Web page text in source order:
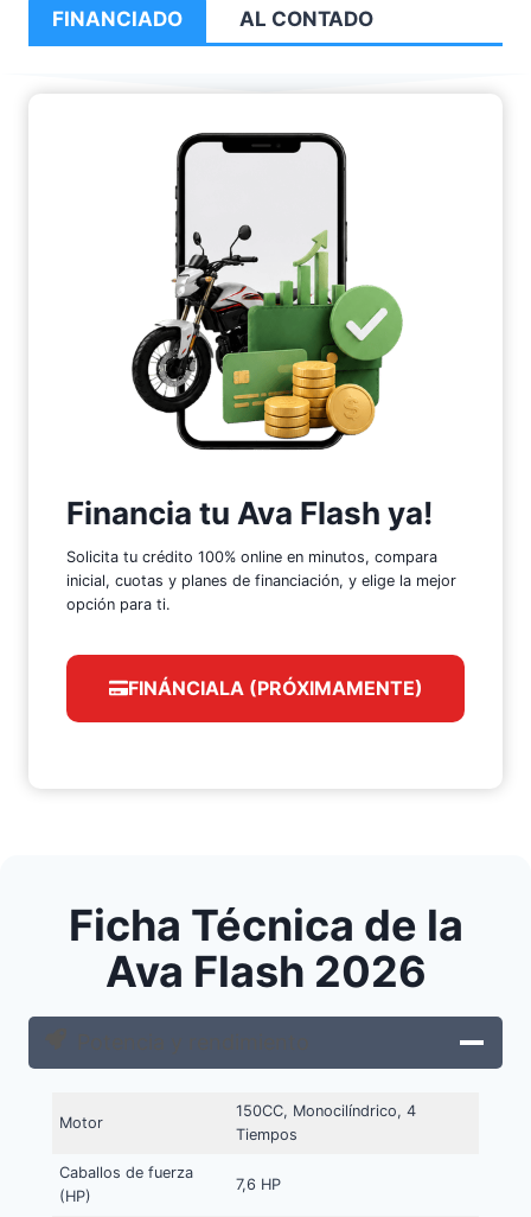
FINANCIADO AL CONTADO
Financia tu Ava Flash ya!
Solicita tu crédito 100% online en minutos, compara
inicial, cuotas y planes de financiación, y elige la mejor
opción para ti.
FINÁNCIALA (PRÓXIMAMENTE)
Ficha Técnica de la
Ava Flash 2026
Motor
150CC, Monocilíndrico, 4
Tiempos
Caballos de fuerza
(HP)
7,6 HP